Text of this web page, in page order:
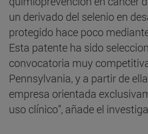
un derivado del selenio en
protegido hace poco
Esta patente ha sido
convocatoria muy
Pennsylvania, y a partir de
empresa orientada
uso clínico”, añade el